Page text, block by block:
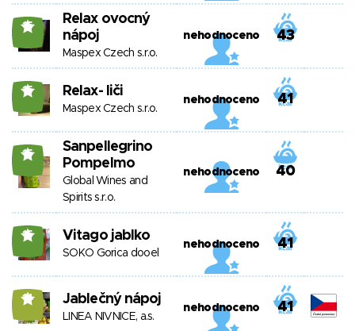
15
Relax ovocný
nápoj
Maspex Czech s.r.o.
nehodnoceno 43
15 Relax- liči
Maspex Czech s.r.o.
nehodnoceno 41
15
Sanpellegrino
Pompelmo
Global Wines and
Spirits s.r.o.
nehodnoceno 40
15 Vitago jablko
SOKO Gorica dooel
nehodnoceno 41
14 Jablečný nápoj
LINEA NIVNICE, a.s.
nehodnoceno 41